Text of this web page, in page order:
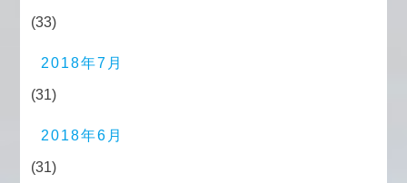
(33)
2018年7月
(31)
2018年6月
(31)